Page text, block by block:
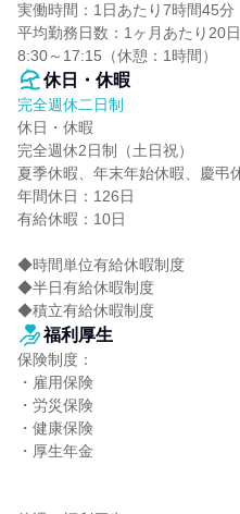
実働時間：1日あたり7時間45分
平均勤務日数：1ヶ月あたり20
8:30～17:15（休憩：1時間）
休日・休暇
完全週休二日制
休日・休暇
完全週休2日制（土日祝）
夏季休暇、年末年始休暇、慶弔
年間休日：126日
有給休暇：10日
◆時間単位有給休暇制度
◆半日有給休暇制度
◆積立有給休暇制度
福利厚生
保険制度：
・雇用保険
・労災保険
・健康保険
・厚生年金